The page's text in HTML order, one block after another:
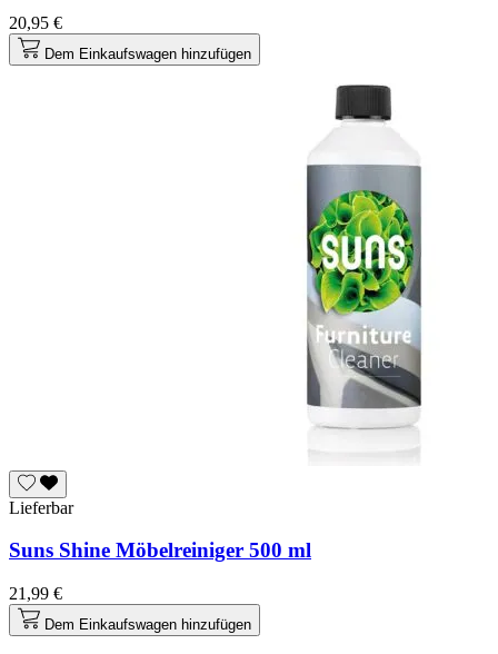
20,95 €
Dem Einkaufswagen hinzufügen
Lieferbar
Suns Shine Möbelreiniger 500 ml
21,99 €
Dem Einkaufswagen hinzufügen